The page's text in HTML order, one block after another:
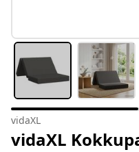
vidaXL
vidaXL